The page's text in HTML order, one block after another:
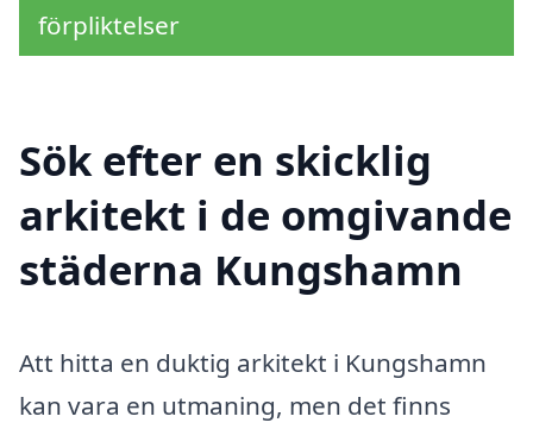
förpliktelser
Sök efter en skicklig
arkitekt i de omgivande
städerna Kungshamn
Att hitta en duktig arkitekt i Kungshamn
kan vara en utmaning, men det finns